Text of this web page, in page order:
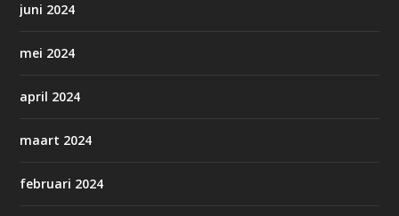
juni 2024
mei 2024
april 2024
maart 2024
februari 2024